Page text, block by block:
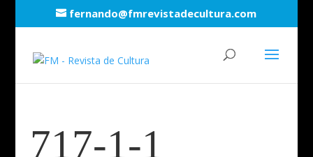
fernando@fmrevistadecultura.com
717-1-1